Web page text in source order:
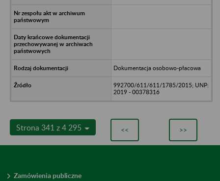
Dokumentacja osobowo-płacowa
992700/611/611/1785/2015; UNP:
2019 - 00378316
Strona 341 z 4 295 << >>
Zamówienia publiczne